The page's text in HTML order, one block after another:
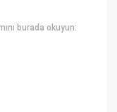
burada okuyun: